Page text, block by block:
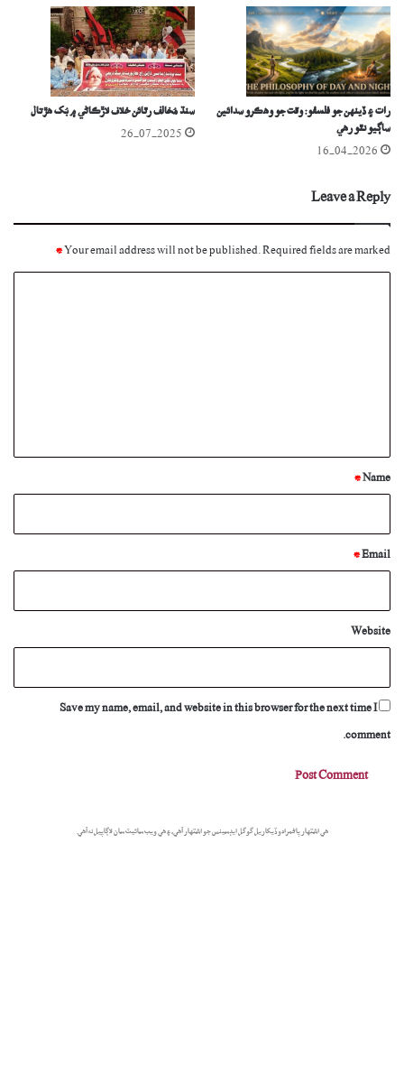
رات ۽ ڏينهن جو فلسفو: وقت جو وهڪرو سدائين
ساڳيو نٿو رهي
16-04-2026
سنڌ مُخالف رٿائن خلاف لاڙڪاڻي ۾ بُک ھڙتال
26-07-2025
Leave a Reply
Your email address will not be published.Required fields are marked
*
*
Name
*
Email
*
Website
Save my name, email, and website in this browser for the next time I
comment.
هي اشتهار پاڻمرادو ڏيکاريل گوگل ايڊسينس جو اشتهار آهي، ۽ هي ويب سائيٽ سان لاڳاپيل نه آهي.